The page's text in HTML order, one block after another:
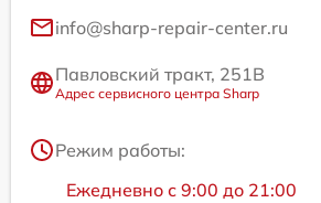
info@sharp-repair-center.ru
Павловский тракт, 251В
Адрес сервисного центра Sharp
Режим работы:
Ежедневно с 9:00 до 21:00